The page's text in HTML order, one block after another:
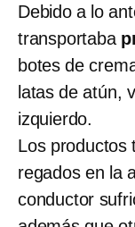
Debido a lo
transportaba
botes de
latas de atún,
izquierdo.
Los productos
regados en la
conductor